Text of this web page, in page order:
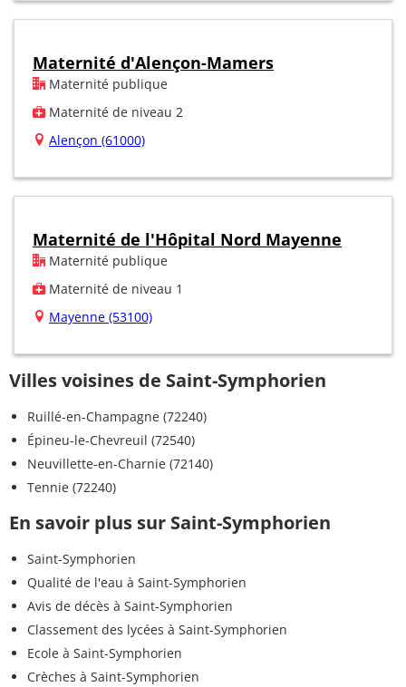
Maternité d'Alençon-Mamers
Maternité publique
Maternité de niveau 2
Alençon (61000)
Maternité de l'Hôpital Nord Mayenne
Maternité publique
Maternité de niveau 1
Mayenne (53100)
Villes voisines de Saint-Symphorien
Ruillé-en-Champagne (72240)
Épineu-le-Chevreuil (72540)
Neuvillette-en-Charnie (72140)
Tennie (72240)
En savoir plus sur Saint-Symphorien
Saint-Symphorien
Qualité de l'eau à Saint-Symphorien
Avis de décès à Saint-Symphorien
Classement des lycées à Saint-Symphorien
Ecole à Saint-Symphorien
Crèches à Saint-Symphorien